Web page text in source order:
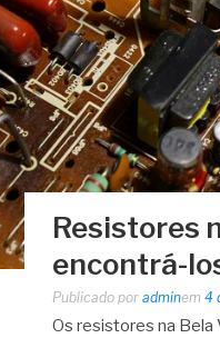
Resistores
encontrá-
Publicado por adminem 4
Os resistores na